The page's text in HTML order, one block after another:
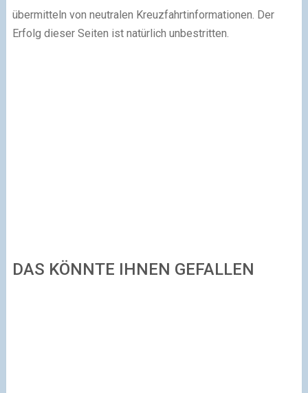
übermitteln von neutralen Kreuzfahrtinformationen. Der
Erfolg dieser Seiten ist natürlich unbestritten.
DAS KÖNNTE IHNEN GEFALLEN